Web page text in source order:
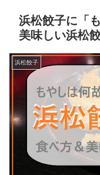
浜松餃子に「
美味しい浜松
浜松餃子